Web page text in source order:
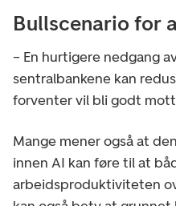
Bullscenario for
– En hurtigere nedgang
sentralbankene kan
forventer vil bli godt
Mange mener også at
innen AI kan føre til at
arbeidsproduktiviteten